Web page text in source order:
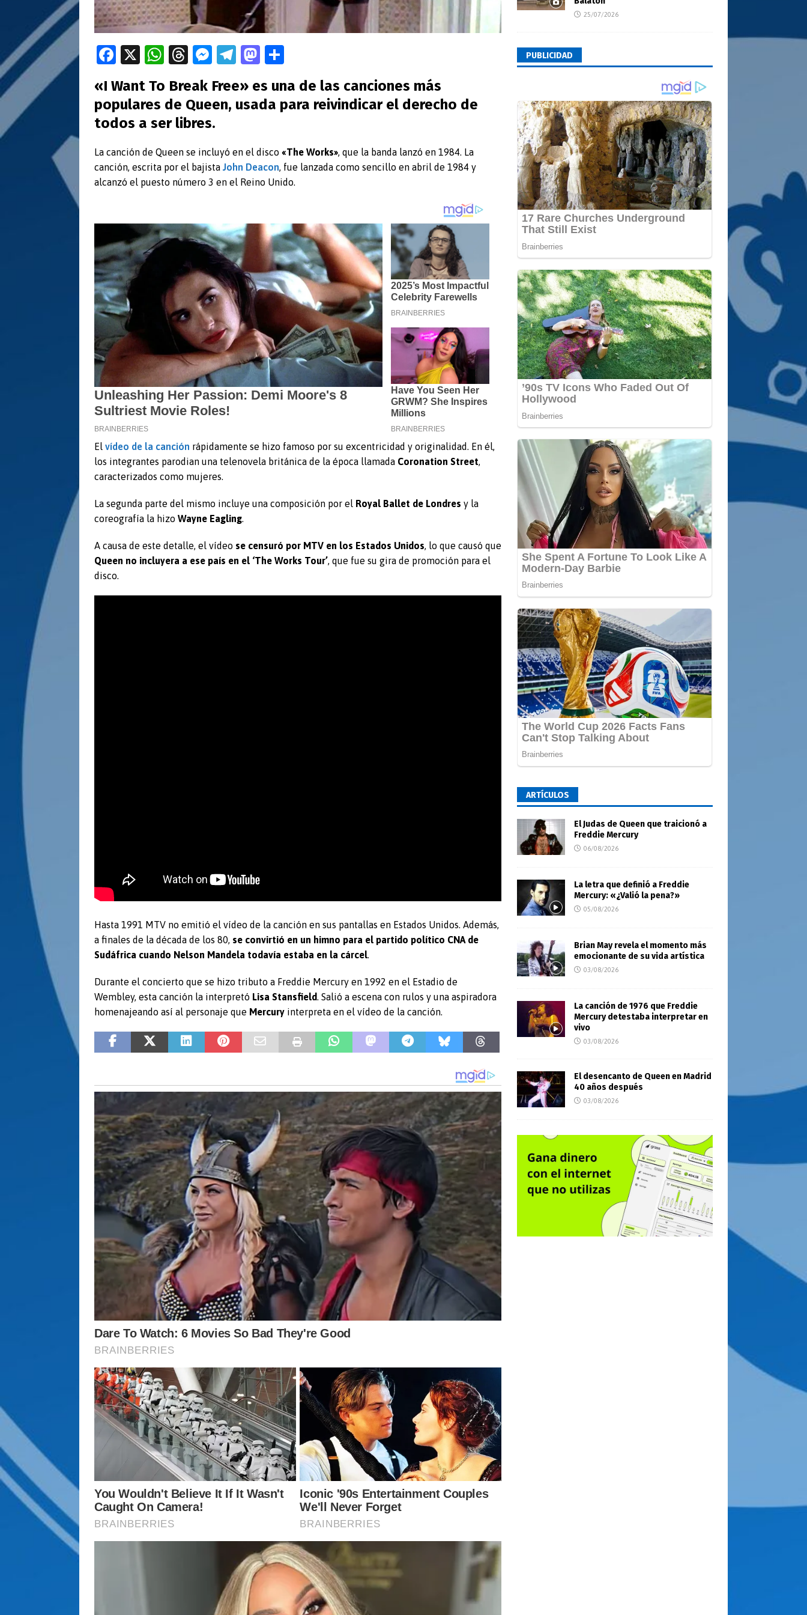
Fa
b
o
o
k
X
W
at
s
A
p
p
T
hr
e
a
ds
M
se
n
g
er
T
e
gr
m
M
to
d
n
m
p
tir
«I Want To Break Free» es una de las canciones más
populares de Queen, usada para reivindicar el derecho de
todos a ser libres.
La canción de Queen se incluyó en el disco «The Works», que la banda lanzó en 1984. La
canción, escrita por el bajista John Deacon, fue lanzada como sencillo en abril de 1984 y
alcanzó el puesto número 3 en el Reino Unido.
El vídeo de la canción rápidamente se hizo famoso por su excentricidad y originalidad. En él,
los integrantes parodian una telenovela británica de la época llamada Coronation Street
caracterizados como mujeres.
La segunda parte del mismo incluye una composición por el Royal Ballet de Londres y la
coreografía la hizo Wayne Eagling
A causa de este detalle, el vídeo se censuró por MTV en los Estados Unidos , lo que causó que
Queen no incluyera a ese país en el ‘The Works Tour’ , que fue su gira de promoción para el
disco.
Hasta 1991 MTV no emitió el vídeo de la canción en sus pantallas en Estados Unidos. Además,
a finales de la década de los 80, se convirtió en un himno para el partido político CNA de
Sudáfrica cuando Nelson Mandela todavía estaba en la cárcel
Durante el concierto que se hizo tributo a Freddie Mercury en 1992 en el Estadio de
Wembley, esta canción la interpretó Lisa Stansfield . Salió a escena con rulos y una aspiradora
homenajeando así al personaje que Mercury interpreta en el vídeo de la canción.
25/07/2026
PUBLICIDAD
ARTÍCULOS
El Judas de Queen que traicionó a
Freddie Mercury
06/08/2026
La letra que definió a Freddie
Mercury: «¿Valió la pena?»
05/08/2026
Brian May revela el momento más
emocionante de su vida artística
03/08/2026
La canción de 1976 que Freddie
Mercury detestaba interpretar en
vivo
03/08/2026
El desencanto de Queen en Madrid
40 años después
03/08/2026